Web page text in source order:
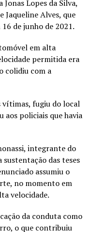
Lopes da Silva,
Jaqueline Alves, que
de junho de 2021.
em alta
permitida era
colidiu com a
vítimas, fugiu do local
aos policiais que havia
integrante do
das teses
assumiu o
no momento em
velocidade.
da conduta como
o que contribuiu